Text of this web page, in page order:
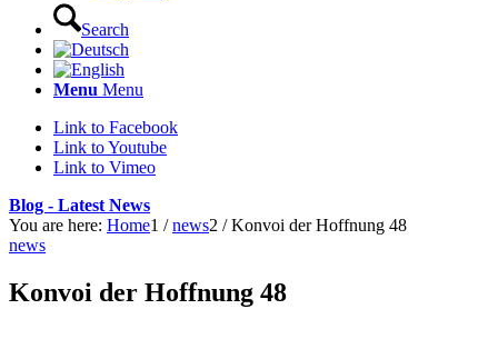
Search
Menu Menu
Link to Facebook
Link to Youtube
Link to Vimeo
Blog - Latest News
You are here: Home1 / news2 / Konvoi der Hoffnung 48
news
Konvoi der Hoffnung 48